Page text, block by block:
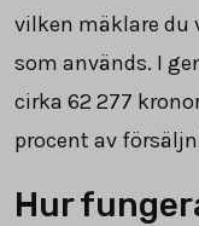
vilken mäklare du
som används. I
cirka 62 277
procent av
Hur